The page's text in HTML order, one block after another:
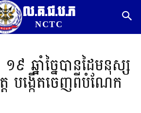
ល.គ.ជ.ប.ភ
NCTC
៩ ឆ្នាំ​ច្នៃ​បាន​ដៃ​មនុស្ស
បង្កើត​ចេញ​ពី​បំណែក